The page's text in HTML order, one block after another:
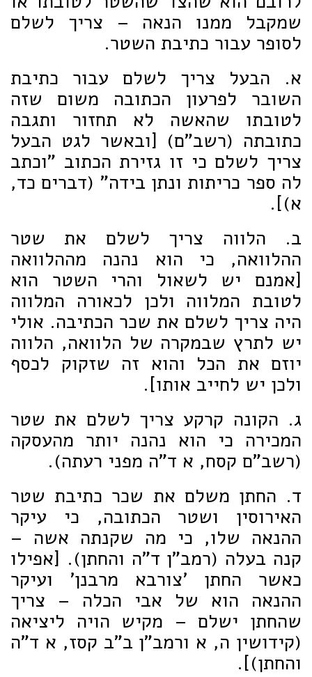
שמקבל ממנו הנאה – צריך לשלם
לסופר עבור כתיבת השטר.
א. הבעל צריך לשלם עבור כתיבת
השובר לפרעון הכתובה משום שזה
לטובתו שהאשה לא תחזור ותגבה
כתובתה (רשב"ם) [ובאשר לגט הבעל
צריך לשלם כי זו גזירת הכתוב "וכתב
לה ספר כריתות ונתן בידה" (דברים כד,
א)].
ב. הלווה צריך לשלם את שטר
ההלוואה, כי הוא נהנה מההלוואה
[אמנם יש לשאול והרי השטר הוא
לטובת המלווה ולכן לכאורה המלווה
היה צריך לשלם את שכר הכתיבה. אולי
יש לתרץ שבמקרה של הלוואה, הלווה
יוזם את הכל והוא זה שזקוק לכסף
ולכן יש לחייב אותו].
ג. הקונה קרקע צריך לשלם את שטר
המכירה כי הוא נהנה יותר מהעסקה
(רשב"ם קסח, א ד"ה מפני רעתה).
ד. החתן משלם את שכר כתיבת שטר
האירוסין ושטר הכתובה, כי עיקר
ההנאה שלו, כי מה שקנתה אשה –
קנה בעלה (רמב"ן ד"ה והחתן). [אפילו
כאשר החתן 'צורבא מרבנן' ועיקר
ההנאה הוא של אבי הכלה – צריך
שהחתן ישלם – מקיש הויה ליציאה
(קידושין ה, א ורמב"ן ב"ב קסז, א ד"ה
והחתן)].